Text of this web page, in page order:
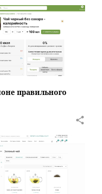
правильного